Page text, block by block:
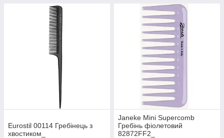
Eurostil 00114 Гребінець з
хвостиком_
Janeke Mini Supercomb
Гребінь фіолетовий
82872FF2_